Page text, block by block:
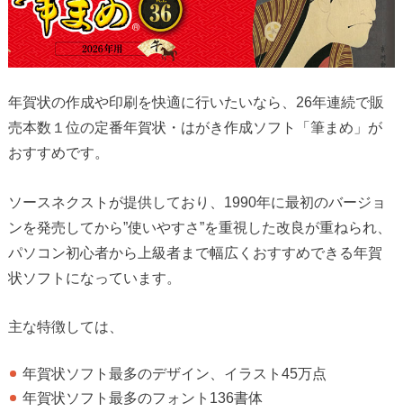
年賀状の作成や印刷を快適に行いたいなら、26年連続で販
売本数１位の定番年賀状・はがき作成ソフト「筆まめ」が
おすすめです。
ソースネクストが提供しており、1990年に最初のバージョ
ンを発売してから”使いやすさ”を重視した改良が重ねられ、
パソコン初心者から上級者まで幅広くおすすめできる年賀
状ソフトになっています。
主な特徴しては、
年賀状ソフト最多のデザイン、イラスト45万点
年賀状ソフト最多のフォント136書体